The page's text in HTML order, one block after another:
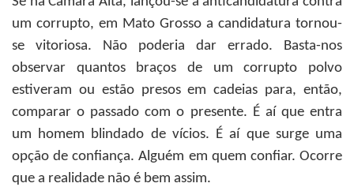
um corrupto, em Mato Grosso a candidatura tornou-
se vitoriosa. Não poderia dar errado. Basta-nos
observar quantos braços de um corrupto polvo
estiveram ou estão presos em cadeias para, então,
comparar o passado com o presente. É aí que entra
um homem blindado de vícios. É aí que surge uma
opção de confiança. Alguém em quem confiar. Ocorre
que a realidade não é bem assim.